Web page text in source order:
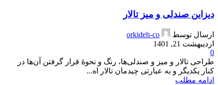
دیزاین صندلی و میز تالار
ارسال توسط
orkideh-co
اردیبهشت 21, 1401
0
طراحی تالار و میز و صندلی‌ها، رنگ و نحوۀ قرار گرفتن آن‌ها در
کنار یکدیگر و به عبارتی چیدمان تالار اه...
ادامه مطلب